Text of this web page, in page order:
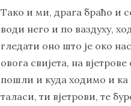
Тако и ми, драга браћо и
води него и по ваздуху,
гледати оно што је око
овога свијета, на
пошли и куда ходимо и ка
таласи, ти вјетрови, те